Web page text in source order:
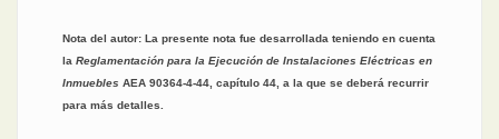
Nota del autor: La presente nota fue desarrollada teniendo en cuenta
la Reglamentación para la Ejecución de Instalaciones Eléctricas en
Inmuebles AEA 90364-4-44, capítulo 44, a la que se deberá recurrir
para más detalles.